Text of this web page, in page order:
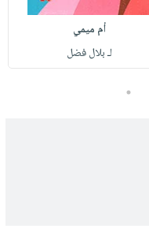
أم ميمي
لـ بلال فضل
5